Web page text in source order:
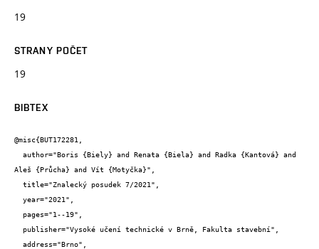
19
STRANY POČET
19
BIBTEX
@misc{BUT172281,
Aleš {Průcha} and Vít {Motyčka}",